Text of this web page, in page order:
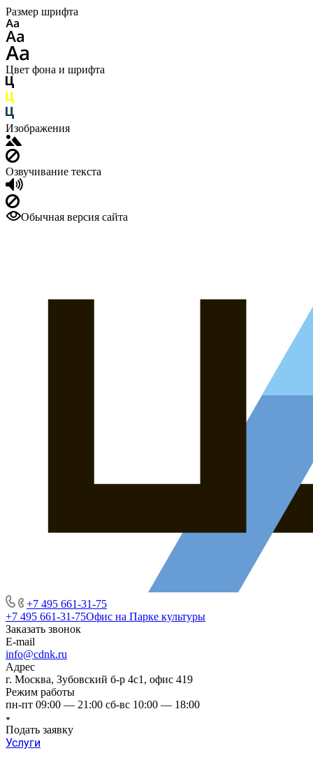
Размер шрифта
Цвет фона и шрифта
Изображения
Озвучивание текста
Обычная версия сайта
+7 495 661-31-75
+7 495 661-31-75Офис на Парке культуры
Заказать звонок
E-mail
info@cdnk.ru
Адрес
г. Москва, Зубовский б-р 4с1, офис 419
Режим работы
пн-пт 09:00 — 21:00 сб-вс 10:00 — 18:00
Подать заявку
Услуги